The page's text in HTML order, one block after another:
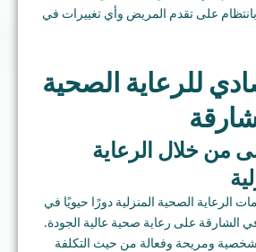
على تقدم المريض وأي تغييرات في
للرعاية الصحية
من خلال الرعاية
الرعاية الصحية المنزلية دورًا حيويًا في
الشارقة على رعاية صحية عالية الجودة.
ومريحة وفعالة من حيث التكلفة